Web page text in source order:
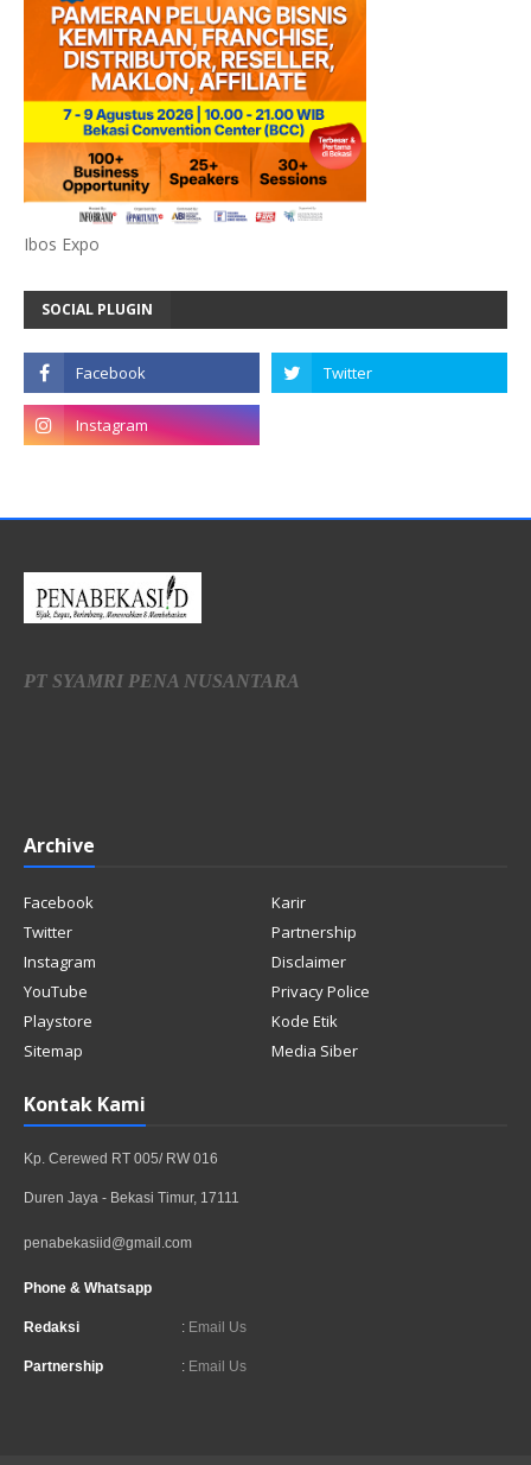
Ibos Expo
SOCIAL PLUGIN
PT SYAMRI PENA NUSANTARA
Archive
Facebook
Karir
Twitter
Partnership
Instagram
Disclaimer
YouTube
Privacy Police
Playstore
Kode Etik
Sitemap
Media Siber
Kontak Kami
Kp. Cerewed RT 005/ RW 016
Duren Jaya - Bekasi Timur, 17111
penabekasiid@gmail.com
Phone & Whatsapp
Redaksi : Email Us
Partnership : Email Us